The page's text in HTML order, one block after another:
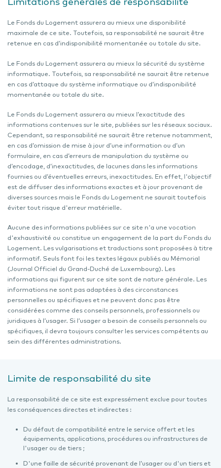
Le Fonds du Logement assurera au mieux une disponibilité
maximale de ce site. Toutefois, sa responsabilité ne saurait être
retenue en cas d’indisponibilité momentanée ou totale du site.
Le Fonds du Logement assurera au mieux la sécurité du système
informatique. Toutefois, sa responsabilité ne saurait être retenue
en cas d’attaque du système informatique ou d’indisponibilité
momentanée ou totale du site.
Le Fonds du Logement assurera au mieux l’exactitude des
informations contenues sur le site, publiées sur les réseaux sociaux.
Cependant, sa responsabilité ne saurait être retenue notamment,
en cas d’omission de mise à jour d’une information ou d’un
formulaire, en cas d’erreurs de manipulation du système ou
d’encodage, d’inexactitudes, de lacunes dans les informations
fournies ou d’éventuelles erreurs, inexactitudes. En effet, l'objectif
est de diffuser des informations exactes et à jour provenant de
diverses sources mais le Fonds du Logement ne saurait toutefois
éviter tout risque d'erreur matérielle.
Aucune des informations publiées sur ce site n'a une vocation
d'exhaustivité ou constitue un engagement de la part du Fonds du
Logement. Les vulgarisations et traductions sont proposées à titre
informatif. Seuls font foi les textes légaux publiés au Mémorial
(Journal Officiel du Grand-Duché de Luxembourg). Les
informations qui figurent sur ce site sont de nature générale. Les
informations ne sont pas adaptées à des circonstances
personnelles ou spécifiques et ne peuvent donc pas être
considérées comme des conseils personnels, professionnels ou
juridiques à l’usager. Si l’usager a besoin de conseils personnels ou
spécifiques, il devra toujours consulter les services compétents au
sein des différentes administrations.
Limite de responsabilité du site
La responsabilité de ce site est expressément exclue pour toutes
les conséquences directes et indirectes :
Du défaut de compatibilité entre le service offert et les
équipements, applications, procédures ou infrastructures de
l'usager ou de tiers ;
D'une faille de sécurité provenant de l’usager ou d'un tiers et